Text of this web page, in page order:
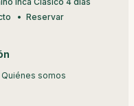
Reservar
Quiénes somos